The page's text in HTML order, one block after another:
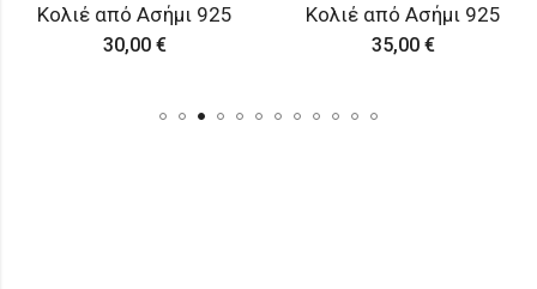
Κολιέ από Ασήμι 925
30,00 €
Κολιέ από Ασήμι 925
35,00 €